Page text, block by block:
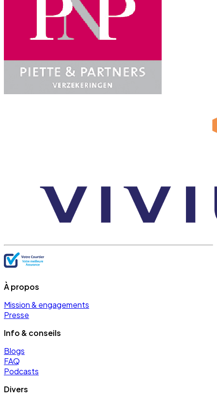
À propos
Mission & engagements
Presse
Info & conseils
Blogs
FAQ
Podcasts
Divers